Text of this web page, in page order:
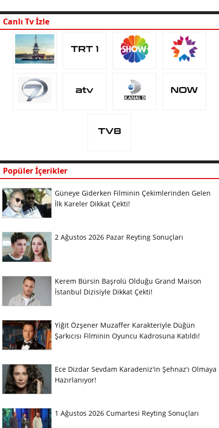
Canlı Tv İzle
Popüler İçerikler
Güneye Giderken Filminin Çekimlerinden Gelen
İlk Kareler Dikkat Çekti!
2 Ağustos 2026 Pazar Reyting Sonuçları
Kerem Bürsin Başrolü Olduğu Grand Maison
İstanbul Dizisiyle Dikkat Çekti!
Yiğit Özşener Muzaffer Karakteriyle Düğün
Şarkıcısı Filminin Oyuncu Kadrosuna Katıldı!
Ece Dizdar Sevdam Karadeniz'in Şehnaz'ı Olmaya
Hazırlanıyor!
1 Ağustos 2026 Cumartesi Reyting Sonuçları